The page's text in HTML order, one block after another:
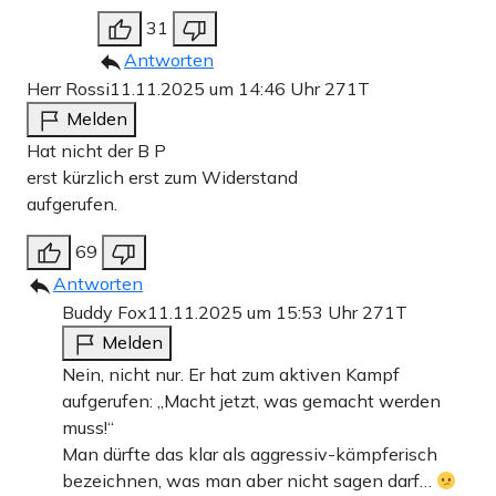
31
Antworten
Herr Rossi11.11.2025 um 14:46 Uhr 271T
Melden
Hat nicht der B P
erst kürzlich erst zum Widerstand
aufgerufen.
69
Antworten
Buddy Fox11.11.2025 um 15:53 Uhr 271T
Melden
Nein, nicht nur. Er hat zum aktiven Kampf
aufgerufen: „Macht jetzt, was gemacht werden
muss!“
Man dürfte das klar als aggressiv-kämpferisch
bezeichnen, was man aber nicht sagen darf…